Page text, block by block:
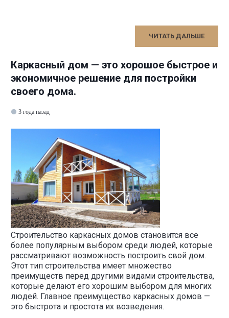
ЧИТАТЬ ДАЛЬШЕ
Каркасный дом — это хорошое быстрое и
экономичное решение для постройки
своего дома.
3 года назад
Строительство каркасных домов становится все
более популярным выбором среди людей, которые
рассматривают возможность построить свой дом.
Этот тип строительства имеет множество
преимуществ перед другими видами строительства,
которые делают его хорошим выбором для многих
людей. Главное преимущество каркасных домов —
это быстрота и простота их возведения.